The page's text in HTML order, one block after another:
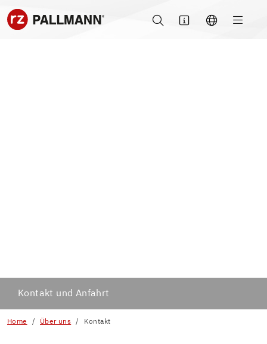
Kontakt und Anfahrt
Home Über uns Kontakt